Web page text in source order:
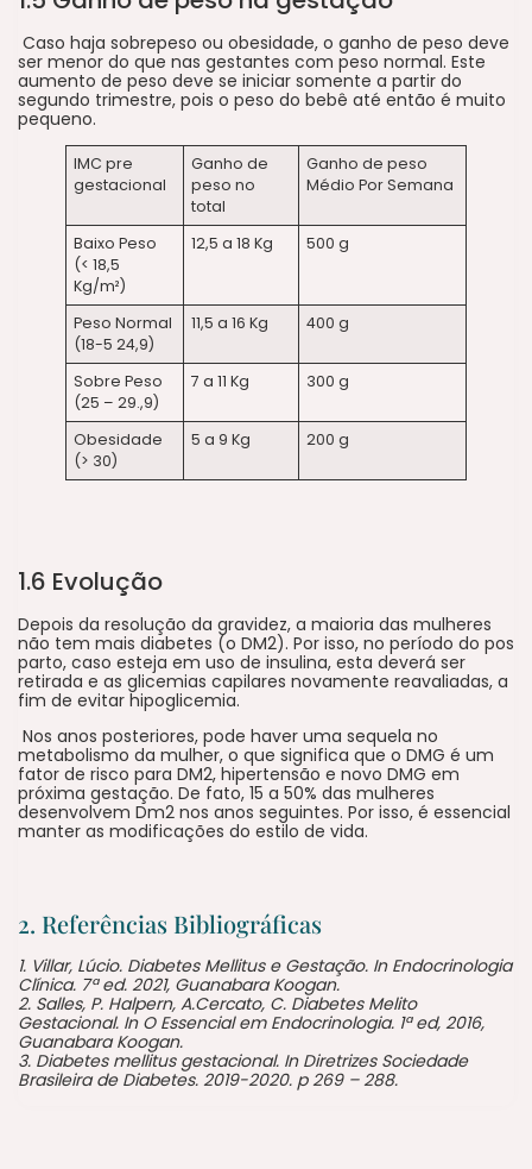
Caso haja sobrepeso ou obesidade, o ganho de peso deve
ser menor do que nas gestantes com peso normal. Este
aumento de peso deve se iniciar somente a partir do
segundo trimestre, pois o peso do bebê até então é muito
pequeno.
IMC pre
gestacional
Ganho de
peso no
total
Ganho de peso
Médio Por Semana
Baixo Peso
(< 18,5
Kg/m²)
12,5 a 18 Kg 500 g
Peso Normal
(18-5 24,9)
11,5 a 16 Kg 400 g
Sobre Peso
(25 – 29.,9)
7 a 11 Kg 300 g
Obesidade
(> 30)
5 a 9 Kg 200 g
1.6 Evolução
Depois da resolução da gravidez, a maioria das mulheres
não tem mais diabetes (o DM2). Por isso, no período do pos
parto, caso esteja em uso de insulina, esta deverá ser
retirada e as glicemias capilares novamente reavaliadas, a
fim de evitar hipoglicemia.
Nos anos posteriores, pode haver uma sequela no
metabolismo da mulher, o que significa que o DMG é um
fator de risco para DM2, hipertensão e novo DMG em
próxima gestação. De fato, 15 a 50% das mulheres
desenvolvem Dm2 nos anos seguintes. Por isso, é essencial
manter as modificações do estilo de vida.
2. Referências Bibliográficas
1. Villar, Lúcio. Diabetes Mellitus e Gestação. In Endocrinologia
Clínica. 7ª ed. 2021, Guanabara Koogan.
2. Salles, P. Halpern, A.Cercato, C. Diabetes Melito
Gestacional. In O Essencial em Endocrinologia. 1ª ed, 2016,
Guanabara Koogan.
3. Diabetes mellitus gestacional. In Diretrizes Sociedade
Brasileira de Diabetes. 2019-2020. p 269 – 288.